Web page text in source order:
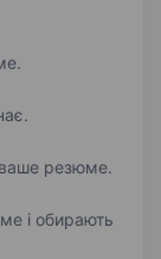
ваше резюме.
і обирають